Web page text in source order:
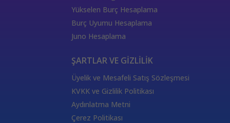
333 Kariyer Anlamı
burçların elementleri
değişken
yükselen burçların özellikleri
Satürn Balık burcunda
ThetaHealing seansı
Tarot Destesi
Venüs burcu
Satürn burcu
Yükselen Burç Hesaplama
Burç Uyumu Hesaplama
Juno Hesaplama
ŞARTLAR VE GİZLİLİK
Üyelik ve Mesafeli Satış Sözleşmesi
KVKK ve Gizlilik Politikası
Aydınlatma Metni
Çerez Politikası